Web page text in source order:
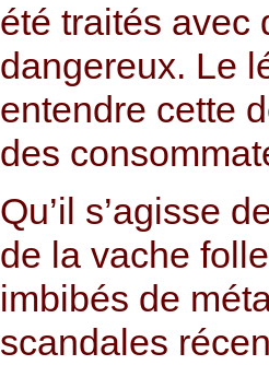
été traités avec
dangereux. Le
entendre cette
des
Qu’il s’agisse
de la vache
imbibés de
scandales